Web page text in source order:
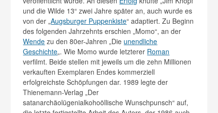
und die Wilde 13“ zwei Jahre später an, auch wurde es
von der „Augsburger Puppenkiste“ adaptiert. Zu Beginn
des folgenden Jahrzehnts erschien „Momo“, an der
Wende zu den 80er-Jahren „Die unendliche
Geschichte„. Wie Momo wurde letzterer Roman
verfilmt. Beide stellen mit jeweils um die zehn Millionen
verkauften Exemplaren Endes kommerziell
erfolgreichste Schöpfungen dar. 1989 legte der
Thienemann-Verlag „Der
satanarchäolügenialkohoöllische Wunschpunsch“ auf,